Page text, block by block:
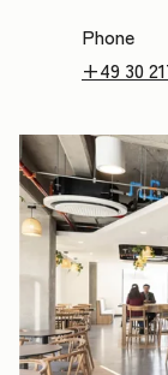
Phone
+49 30